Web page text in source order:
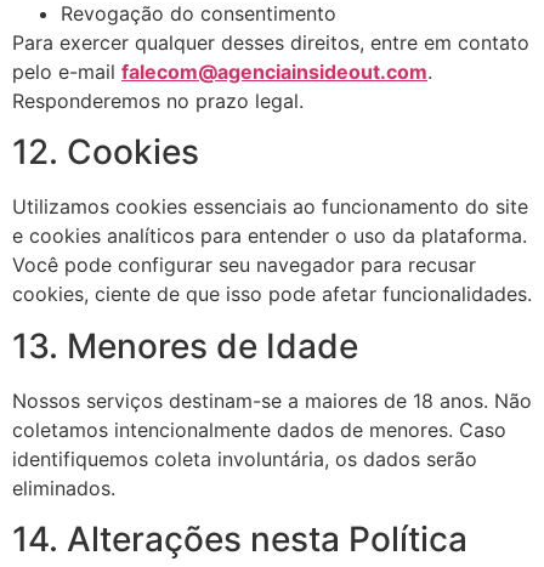
Revogação do consentimento
Para exercer qualquer desses direitos, entre em contato
pelo e-mail falecom@agenciainsideout.com.
Responderemos no prazo legal.
12. Cookies
Utilizamos cookies essenciais ao funcionamento do site
e cookies analíticos para entender o uso da plataforma.
Você pode configurar seu navegador para recusar
cookies, ciente de que isso pode afetar funcionalidades.
13. Menores de Idade
Nossos serviços destinam-se a maiores de 18 anos. Não
coletamos intencionalmente dados de menores. Caso
identifiquemos coleta involuntária, os dados serão
eliminados.
14. Alterações nesta Política